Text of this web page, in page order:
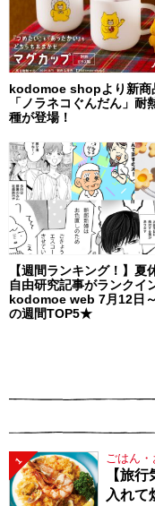
kodomoe shopより新商
「ノラネコぐんだん」耐
種が登場！
【週間ランキング！】夏
自由研究記事がランクイ
kodomoe web 7月12日
の週間TOP5★
1 ごはん・
【旅
入れて